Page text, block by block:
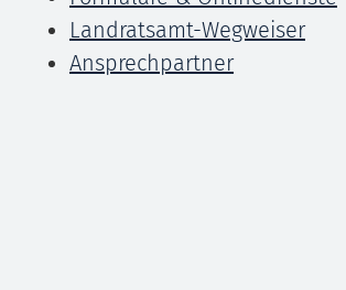
Landratsamt-Wegweiser
Ansprechpartner